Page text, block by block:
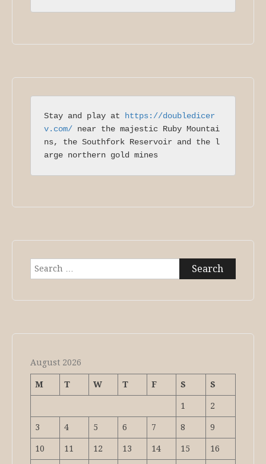
Stay and play at
https://doubledicer
v.com/ near the majestic Ruby Mountai
ns, the Southfork Reservoir and the l
arge northern gold mines
Search
August 2026
M T W T F S S
1 2
3 4 5 6 7 8 9
10 11 12 13 14 15 16